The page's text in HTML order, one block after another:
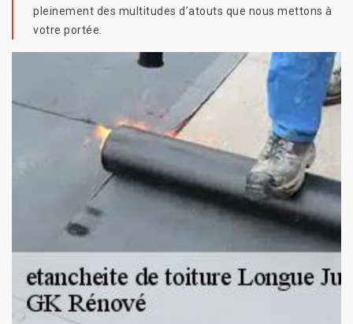
pleinement des multitudes d’atouts que nous mettons à
votre portée.